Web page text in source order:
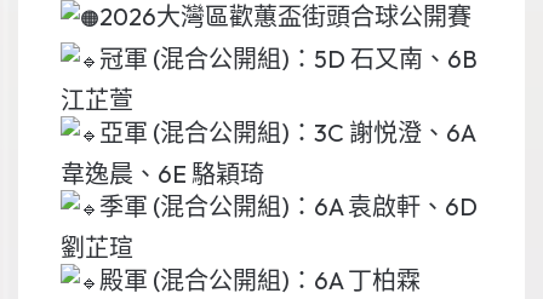
2026大灣區歡蕙盃街頭合球公開賽
冠軍 (混合公開組)：5D 石又南、6B
江芷萱
亞軍 (混合公開組)：3C 謝悦澄、6A
韋逸晨、6E 駱穎琦
季軍 (混合公開組)：6A 袁啟軒、6D
劉芷瑄
殿軍 (混合公開組)：6A 丁柏霖